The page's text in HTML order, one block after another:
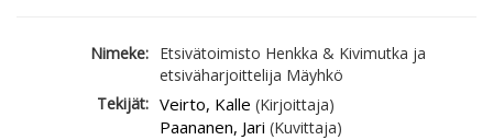
Nimeke: Etsivätoimisto Henkka & Kivimutka ja
etsiväharjoittelija Mäyhkö
Tekijät: Veirto, Kalle (Kirjoittaja)
Paananen, Jari (Kuvittaja)